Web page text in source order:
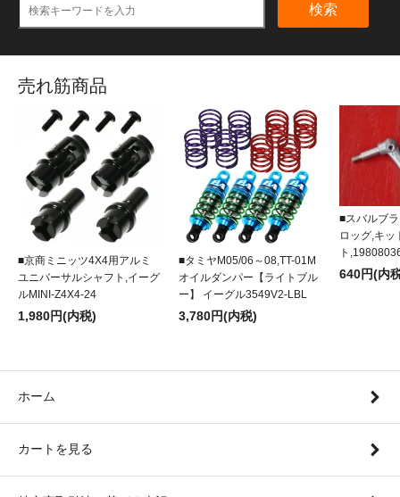
検索
売れ筋商品
■京商ミニッツ4X4用アルミ
ユニバーサルシャフト,イーグ
ルMINI-Z4X4-24
1,980円(内税)
■タミヤM05/06～08,TT-01M
オイルダンパー【ライトブル
ー】 イーグル3549V2-LBL
3,780円(内税)
■スバルブ
ロッグ,キッ
ト
640円(内
ホーム
カートを見る